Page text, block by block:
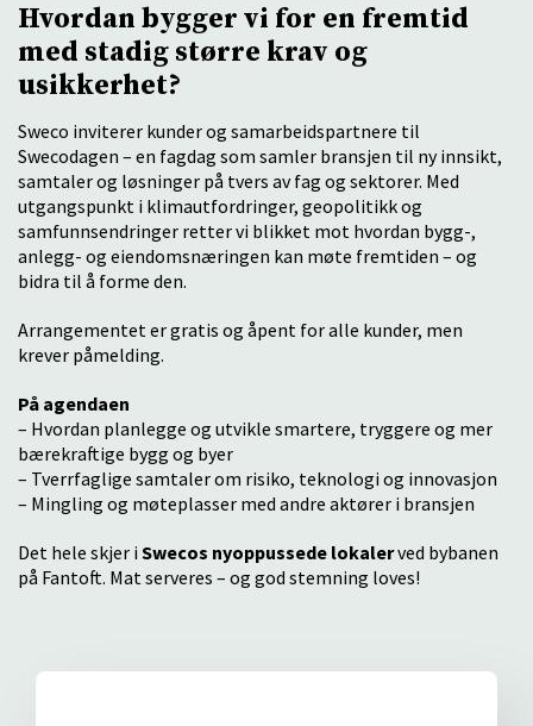
Hvordan bygger vi for en fremtid
med stadig større krav og
usikkerhet?
Sweco inviterer kunder og samarbeidspartnere til
Swecodagen – en fagdag som samler bransjen til ny innsikt,
samtaler og løsninger på tvers av fag og sektorer. Med
utgangspunkt i klimautfordringer, geopolitikk og
samfunnsendringer retter vi blikket mot hvordan bygg-,
anlegg- og eiendomsnæringen kan møte fremtiden – og
bidra til å forme den.
Arrangementet er gratis og åpent for alle kunder, men
krever påmelding.
På agendaen
– Hvordan planlegge og utvikle smartere, tryggere og mer
bærekraftige bygg og byer
– Tverrfaglige samtaler om risiko, teknologi og innovasjon
– Mingling og møteplasser med andre aktører i bransjen
Det hele skjer i Swecos nyoppussede lokalerved bybanen
på Fantoft. Mat serveres – og god stemning loves!